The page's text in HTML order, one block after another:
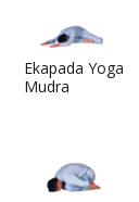
Ekapada Yoga
Mudra